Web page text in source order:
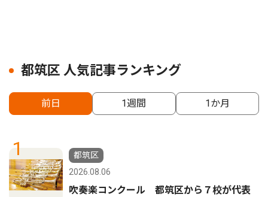
都筑区 人気記事ランキング
前日 1週間 1か月
1
都筑区
2026.08.06
吹奏楽コンクール 都筑区から７校が代表